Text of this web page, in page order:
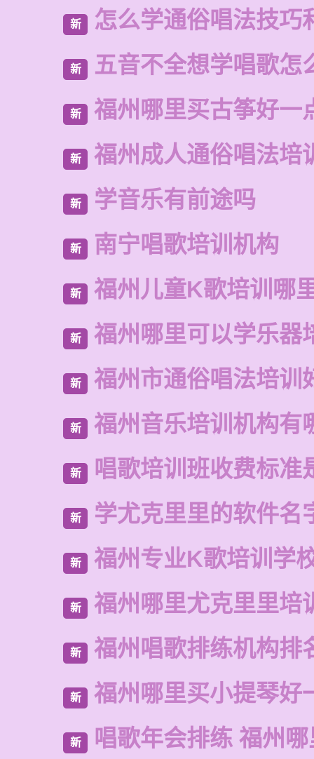
新 怎么学通俗唱法技巧
新 五音不全想学唱歌怎
新 福州哪里买古筝好一
新 福州成人通俗唱法培
新 学音乐有前途吗
新 南宁唱歌培训机构
新 福州儿童K歌培训哪
新 福州哪里可以学乐器
新 福州市通俗唱法培训
新 福州音乐培训机构有
新 唱歌培训班收费标准
新 学尤克里里的软件名
新 福州专业K歌培训学
新 福州哪里尤克里里培
新 福州唱歌排练机构排
新 福州哪里买小提琴好
新 唱歌年会排练 福州